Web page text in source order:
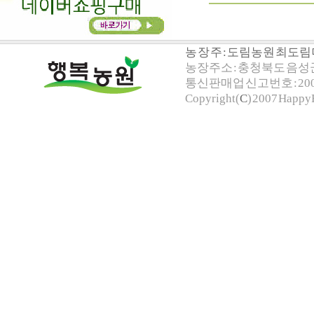
농 장 주 : 도림농원 최도
농장주소 : 충청북도 음
통신판매업 신고번호 :
Copyright(C) 2007